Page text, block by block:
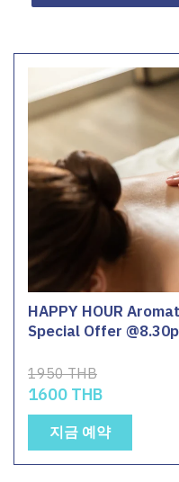
HAPPY HOUR
Special Offer
1950 THB
1600 THB
지금 예약